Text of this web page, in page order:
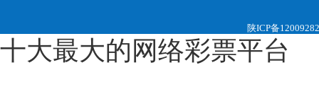
陕ICP备
十大最大的网络彩票平台